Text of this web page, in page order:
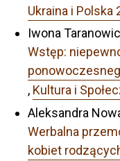
Ukraina i
Iwona
Wstęp:
, Kultura i
Aleksandra
Werbalna
kobiet